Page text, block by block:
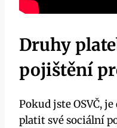
Druhy
pojištění
Pokud jste OSVČ,
platit své sociální